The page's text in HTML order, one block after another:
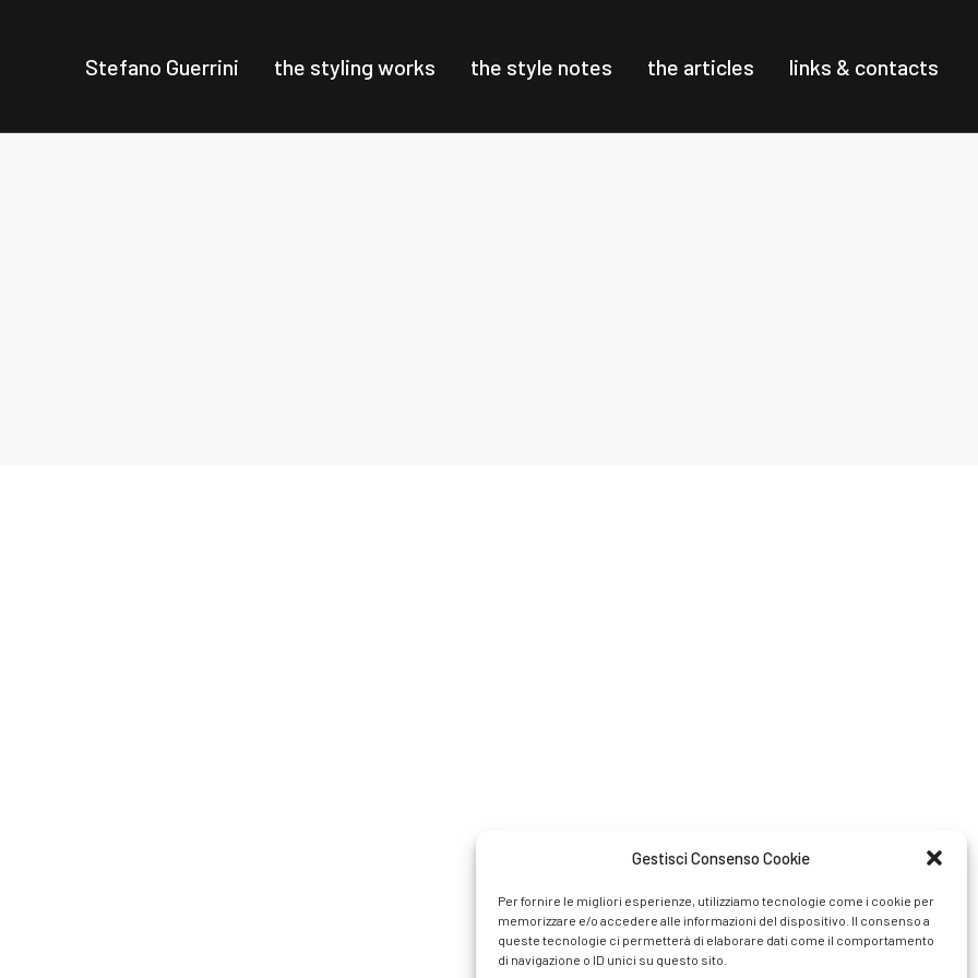
Gestisci Consenso Cookie
Per fornire le migliori esperienze, utilizziamo tecnologie come i cookie per
memorizzare e/o accedere alle informazioni del dispositivo. Il consenso a
queste tecnologie ci permetterà di elaborare dati come il comportamento
di navigazione o ID unici su questo sito.
Stefano Guerrini the styling works the style notes the articles links & contacts